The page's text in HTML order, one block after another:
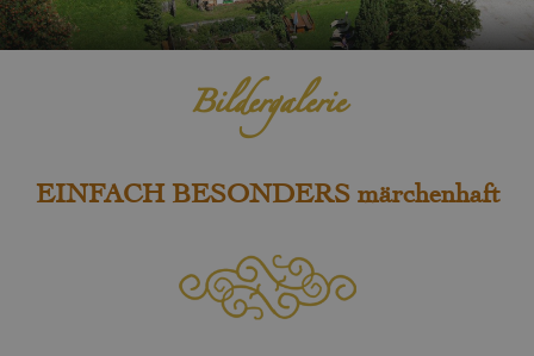
Bildergalerie
EINFACH BESONDERS märchenhaft